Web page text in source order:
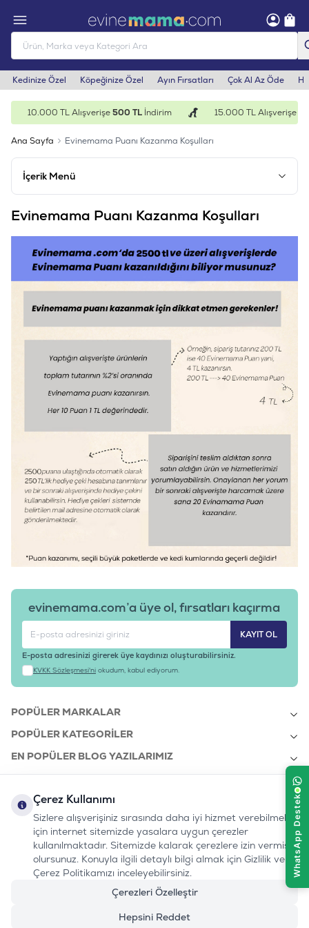
Kedinize Özel Köpeğinize Özel Ayın Fırsatları Çok Al Az Öde
10.000 TL Alışverişe500 TLİndirim 15.000 TL Alışverişe
Ana Sayfa Evinemama Puanı Kazanma Koşulları
İçerik Menü
Evinemama Puanı Kazanma Koşulları
evinemama.com’a üye ol, fırsatları kaçırma
KAYIT OL
E-posta adresinizi girerek üye kaydınızı oluşturabilirsiniz.
KVKK Sözleşmesi'ni okudum, kabul ediyorum.
POPÜLER MARKALAR
POPÜLER KATEGORILER
EN POPÜLER BLOG YAZILARIMIZ
KURUMSAL
bizi takip edin:
Instagram
Youtube
TiktokFacebook
Linkedin
www.evinemama.com
0232 7000 212
MÜŞTERI HATTI
Çerez Kullanımı
Sizlere alışverişiniz sırasında daha iyi hizmet verebilmek
için internet sitemizde yasalara uygun çerezler
kullanılmaktadır. Sitemizde kalarak çerezlere izin vermiş
olursunuz. Konuyla ilgili detaylı bilgi almak için Gizlilik ve
Çerez Politikamızı inceleyebilirsiniz.
Çerezleri Özelleştir
Hepsini Reddet